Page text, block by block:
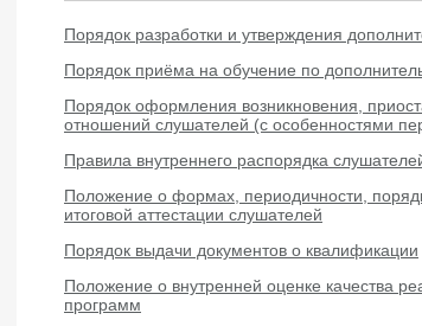
Порядок разработки и утверждения
Порядок приёма на обучение по
Порядок оформления возникновения,
отношений слушателей (с особенностями
Правила внутреннего распорядка
Положение о формах, периодичности,
итоговой аттестации слушателей
Порядок выдачи документов о квалификации
Положение о внутренней оценке качества
программ